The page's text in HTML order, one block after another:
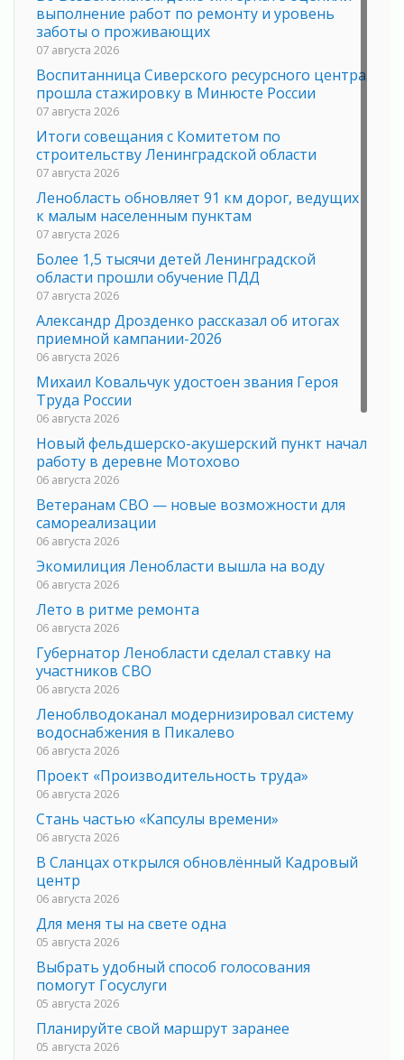
выполнение работ по ремонту и уровень
заботы о проживающих
07 августа 2026
Воспитанница Сиверского ресурсного центра
прошла стажировку в Минюсте России
07 августа 2026
Итоги совещания с Комитетом по
строительству Ленинградской области
07 августа 2026
Ленобласть обновляет 91 км дорог, ведущих
к малым населенным пунктам
07 августа 2026
Более 1,5 тысячи детей Ленинградской
области прошли обучение ПДД
07 августа 2026
Александр Дрозденко рассказал об итогах
приемной кампании-2026
06 августа 2026
Михаил Ковальчук удостоен звания Героя
Труда России
06 августа 2026
Новый фельдшерско-акушерский пункт начал
работу в деревне Мотохово
06 августа 2026
Ветеранам СВО — новые возможности для
самореализации
06 августа 2026
Экомилиция Ленобласти вышла на воду
06 августа 2026
Лето в ритме ремонта
06 августа 2026
Губернатор Ленобласти сделал ставку на
участников СВО
06 августа 2026
Леноблводоканал модернизировал систему
водоснабжения в Пикалево
06 августа 2026
Проект «Производительность труда»
06 августа 2026
Стань частью «Капсулы времени»
06 августа 2026
В Сланцах открылся обновлённый Кадровый
центр
06 августа 2026
Для меня ты на свете одна
05 августа 2026
Выбрать удобный способ голосования
помогут Госуслуги
05 августа 2026
Планируйте свой маршрут заранее
05 августа 2026